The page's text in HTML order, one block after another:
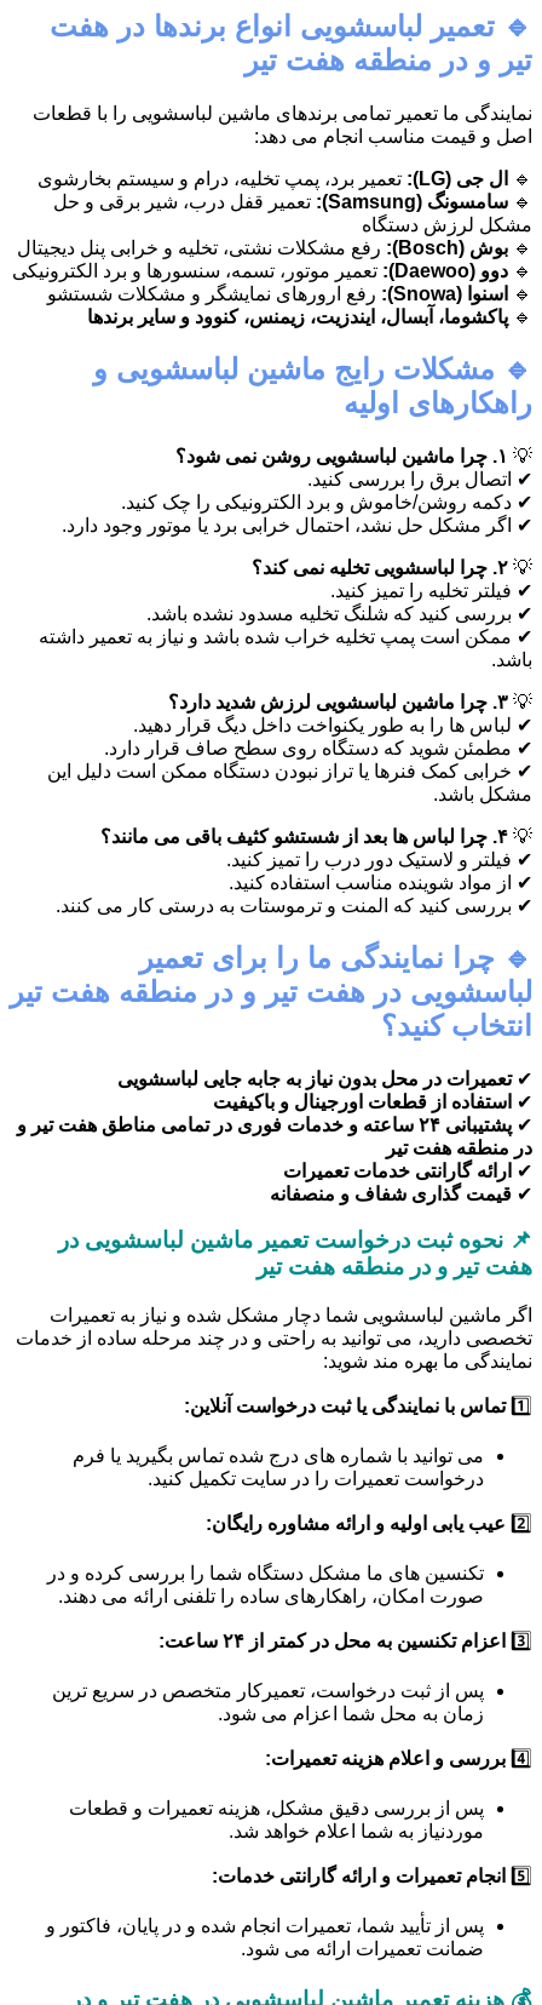
🔹 تعمیر لباسشویی انواع برندها در هفت
تیر و در منطقه هفت تیر
نمایندگی ما تعمیر تمامی برندهای ماشین لباسشویی را با قطعات
اصل و قیمت مناسب انجام می دهد:
🔹 ال جی (LG):
تعمیر برد، پمپ تخلیه، درام و سیستم بخارشوی
🔹 سامسونگ (Samsung):
تعمیر قفل درب، شیر برقی و حل
مشکل لرزش دستگاه
🔹 بوش (Bosch):
رفع مشکلات نشتی، تخلیه و خرابی پنل دیجیتال
🔹 دوو (Daewoo):
تعمیر موتور، تسمه، سنسورها و برد الکترونیکی
🔹
اسنوا (Snowa):
رفع ارورهای نمایشگر و مشکلات شستشو
🔹 پاکشوما، آبسال، ایندزیت، زیمنس، کنوود و سایر برندها
🔹 مشکلات رایج ماشین لباسشویی و
راهکارهای اولیه
💡 ۱. چرا ماشین لباسشویی روشن نمی شود؟
✔ اتصال برق را بررسی کنید.
✔ دکمه روشن/خاموش و برد الکترونیکی را چک کنید.
✔ اگر مشکل حل نشد، احتمال خرابی برد یا موتور وجود دارد.
💡 ۲. چرا لباسشویی تخلیه نمی کند؟
✔ فیلتر تخلیه را تمیز کنید.
✔ بررسی کنید که شلنگ تخلیه مسدود نشده باشد.
✔ ممکن است پمپ تخلیه خراب شده باشد و نیاز به تعمیر داشته
باشد.
💡 ۳. چرا ماشین لباسشویی لرزش شدید دارد؟
✔ لباس ها را به طور یکنواخت داخل دیگ قرار دهید.
✔ مطمئن شوید که دستگاه روی سطح صاف قرار دارد.
✔ خرابی کمک فنرها یا تراز نبودن دستگاه ممکن است دلیل این
مشکل باشد.
💡 ۴. چرا لباس ها بعد از شستشو کثیف باقی می مانند؟
✔ فیلتر و لاستیک دور درب را تمیز کنید.
✔ از مواد شوینده مناسب استفاده کنید.
✔ بررسی کنید که المنت و ترموستات به درستی کار می کنند.
🔹 چرا نمایندگی ما را برای تعمیر
لباسشویی در هفت تیر و در منطقه هفت تیر
انتخاب کنید؟
✔تعمیرات در محل بدون نیاز به جابه جایی لباسشویی
✔ استفاده از قطعات اورجینال و باکیفیت
✔
پشتیبانی ۲۴ ساعته و خدمات فوری در تمامی مناطق هفت تیر و
در منطقه هفت تیر
✔ ارائه گارانتی خدمات تعمیرات
✔ قیمت گذاری شفاف و منصفانه
📌 نحوه ثبت درخواست تعمیر ماشین لباسشویی در
هفت تیر و در منطقه هفت تیر
اگر ماشین لباسشویی شما دچار مشکل شده و نیاز به تعمیرات
تخصصی دارید، می توانید به راحتی و در چند مرحله ساده از خدمات
نمایندگی ما بهره مند شوید:
1️⃣ تماس با نمایندگی یا ثبت درخواست آنلاین:
می توانید با شماره های درج شده تماس بگیرید یا فرم
درخواست تعمیرات را در سایت تکمیل کنید.
2️⃣ عیب یابی اولیه و ارائه مشاوره رایگان:
تکنسین های ما مشکل دستگاه شما را بررسی کرده و در
صورت امکان، راهکارهای ساده را تلفنی ارائه می دهند.
3️⃣ اعزام تکنسین به محل در کمتر از ۲۴ ساعت:
پس از ثبت درخواست، تعمیرکار متخصص در سریع ترین
زمان به محل شما اعزام می شود.
4️⃣ بررسی و اعلام هزینه تعمیرات:
پس از بررسی دقیق مشکل، هزینه تعمیرات و قطعات
موردنیاز به شما اعلام خواهد شد.
5️⃣ انجام تعمیرات و ارائه گارانتی خدمات:
پس از تأیید شما، تعمیرات انجام شده و در پایان، فاکتور و
ضمانت تعمیرات ارائه می شود.
💰 هزینه تعمیر ماشین لباسشویی در هفت تیر و در